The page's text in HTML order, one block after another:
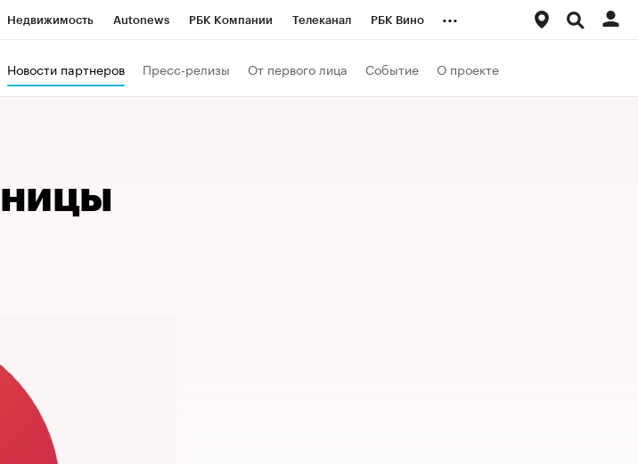
Недвижимость Autonews РБК Компании Телеканал РБК Вино ...
Новости партнеров Пресс-релизы От первого лица Событие О проекте